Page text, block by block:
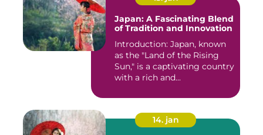
Japan: A Fascinating Blend
of Tradition and Innovation
Introduction: Japan, known
as the "Land of the Rising
Sun," is a captivating country
with a rich and...
14. jan